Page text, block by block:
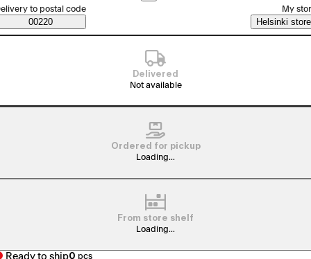
Saatavuustiedot
order method
to postal code
00220
My
Helsinki store
Delivered
Not available
Ordered for pickup
Loading...
From store shelf
Loading...
Ready to ship0 pcs